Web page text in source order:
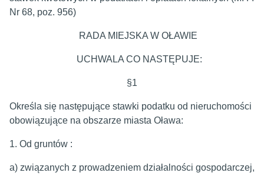
Nr 68, poz. 956)
RADA MIEJSKA W OŁAWIE
UCHWALA CO NASTĘPUJE:
§1
Określa się następujące stawki podatku od nieruchomości
obowiązujące na obszarze miasta Oława:
1. Od gruntów :
a) związanych z prowadzeniem działalności gospodarczej,